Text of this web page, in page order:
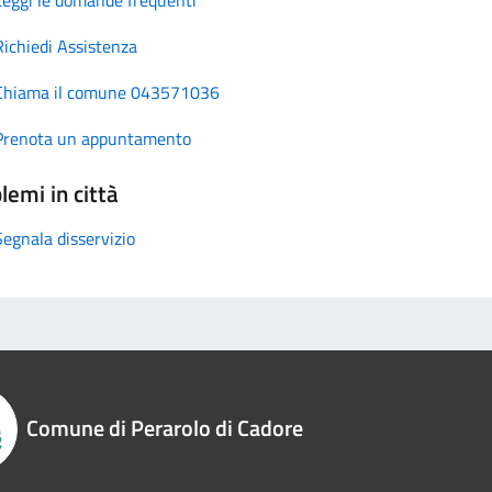
Assistenza
il comune 043571036
un appuntamento
in città
disservizio
Comune di Perarolo di Cadore